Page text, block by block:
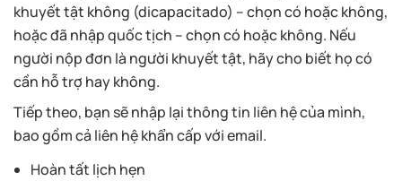
khuyết tật không (dicapacitado) – chọn có hoặc không,
hoặc đã nhập quốc tịch – chọn có hoặc không. Nếu
người nộp đơn là người khuyết tật, hãy cho biết họ có
cần hỗ trợ hay không.
Tiếp theo, bạn sẽ nhập lại thông tin liên hệ của mình,
bao gồm cả liên hệ khẩn cấp với email.
Hoàn tất lịch hẹn